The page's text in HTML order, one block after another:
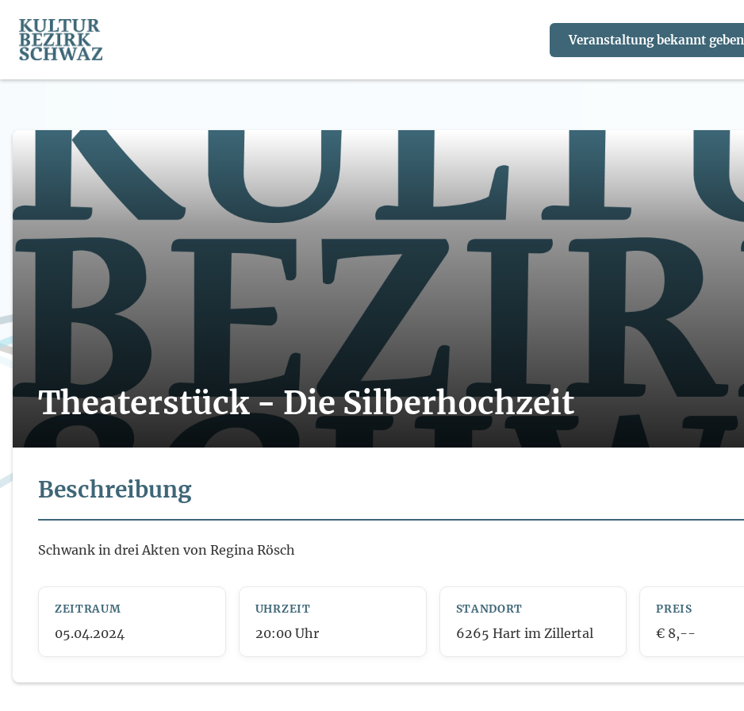
Veranstaltung bekannt geben
Theaterstück - Die Silberhochzeit
Beschreibung
Schwank in drei Akten von Regina Rösch
ZEITRAUM
05.04.2024
UHRZEIT
20:00Uhr
STANDORT
6265 Hart im Zillertal
PREIS
€ 8,--